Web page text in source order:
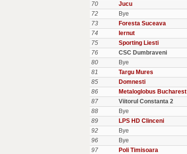
70
Jucu
72
Bye
73
Foresta Suceava
74
Iernut
75
Sporting Liesti
76
CSC Dumbraveni
80
Bye
81
Targu Mures
85
Domnesti
86
Metaloglobus Bucharest
87
Viitorul Constanta 2
88
Bye
89
LPS HD Clinceni
92
Bye
96
Bye
97
Poli Timisoara